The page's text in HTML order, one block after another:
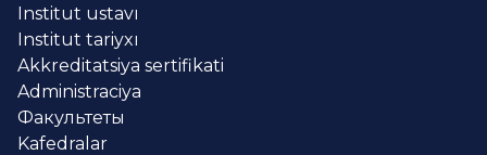
Institut ustavı
Institut tariyxı
Akkreditatsiya sertifikati
Administraciya
Факультеты
Kafedralar